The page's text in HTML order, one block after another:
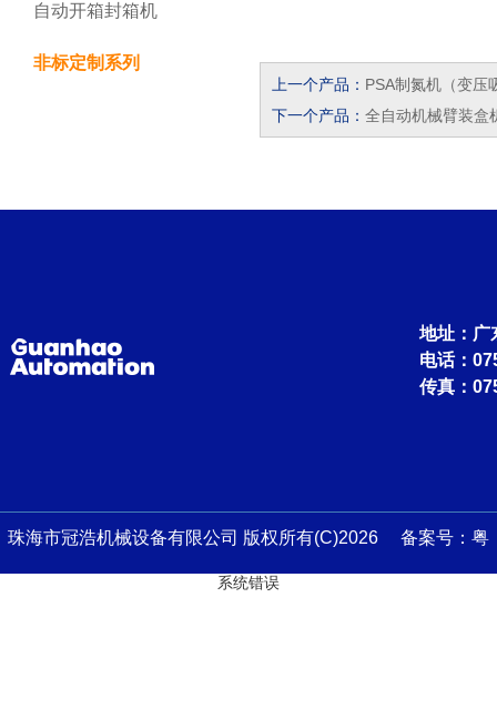
自动开箱封箱机
非标定制系列
上一个产品： PSA制氮机（变压
下一个产品： 全自动机械臂装盒
地址：广
电话：
传真：
珠海市冠浩机械设备有限公司 版权所有(C)2026 备案号： 粤
ICP备13045759号
系统错误